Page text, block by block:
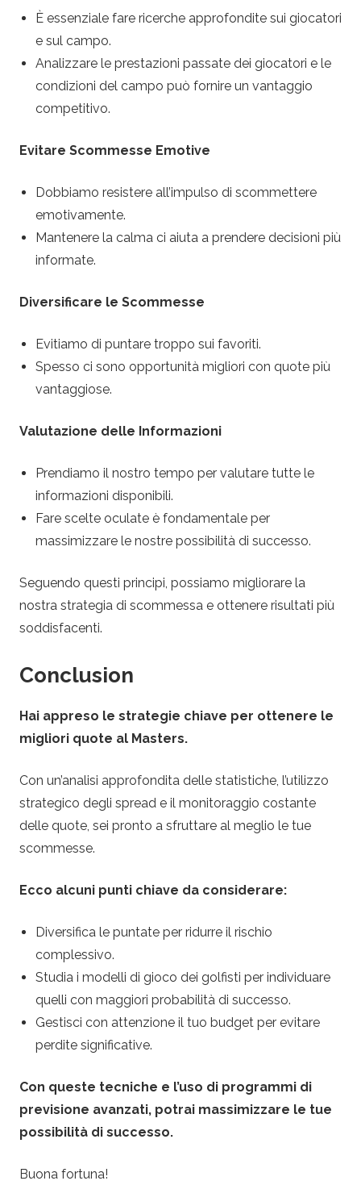
È essenziale fare ricerche approfondite sui giocatori
e sul campo.
Analizzare le prestazioni passate dei giocatori e le
condizioni del campo può fornire un vantaggio
competitivo.
Evitare Scommesse Emotive
Dobbiamo resistere all’impulso di scommettere
emotivamente.
Mantenere la calma ci aiuta a prendere decisioni più
informate.
Diversificare le Scommesse
Evitiamo di puntare troppo sui favoriti.
Spesso ci sono opportunità migliori con quote più
vantaggiose.
Valutazione delle Informazioni
Prendiamo il nostro tempo per valutare tutte le
informazioni disponibili.
Fare scelte oculate è fondamentale per
massimizzare le nostre possibilità di successo.
Seguendo questi principi, possiamo migliorare la
nostra strategia di scommessa e ottenere risultati più
soddisfacenti.
Conclusion
Hai appreso le strategie chiave per ottenere le
migliori quote al Masters.
Con un’analisi approfondita delle statistiche, l’utilizzo
strategico degli spread e il monitoraggio costante
delle quote, sei pronto a sfruttare al meglio le tue
scommesse.
Ecco alcuni punti chiave da considerare:
Diversifica le puntate per ridurre il rischio
complessivo.
Studia i modelli di gioco dei golfisti per individuare
quelli con maggiori probabilità di successo.
Gestisci con attenzione il tuo budget per evitare
perdite significative.
Con queste tecniche e l’uso di programmi di
previsione avanzati, potrai massimizzare le tue
possibilità di successo.
Buona fortuna!